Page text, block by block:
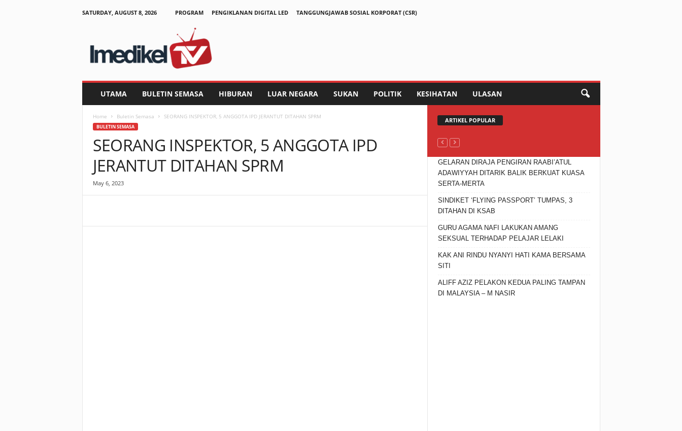
SATURDAY, AUGUST 8, 2026 PROGRAM PENGIKLANAN DIGITAL LED
TANGGUNGJAWAB SOSIAL KORPORAT (CSR)
UTAMA BULETIN SEMASA HIBURAN LUAR NEGARA SUKAN POLITIK KESIHATAN ULASAN
Home Buletin Semasa SEORANG INSPEKTOR, 5 ANGGOTA IPD JERANTUT DITAHAN SPRM
BULETIN SEMASA
SEORANG INSPEKTOR, 5 ANGGOTA IPD
JERANTUT DITAHAN SPRM
May 6, 2023
ARTIKEL POPULAR
GELARAN DIRAJA PENGIRAN RAABI’ATUL
ADAWIYYAH DITARIK BALIK BERKUAT KUASA
SERTA-MERTA
SINDIKET ‘FLYING PASSPORT’ TUMPAS, 3
DITAHAN DI KSAB
GURU AGAMA NAFI LAKUKAN AMANG
SEKSUAL TERHADAP PELAJAR LELAKI
KAK ANI RINDU NYANYI HATI KAMA BERSAMA
SITI
ALIFF AZIZ PELAKON KEDUA PALING TAMPAN
DI MALAYSIA – M NASIR